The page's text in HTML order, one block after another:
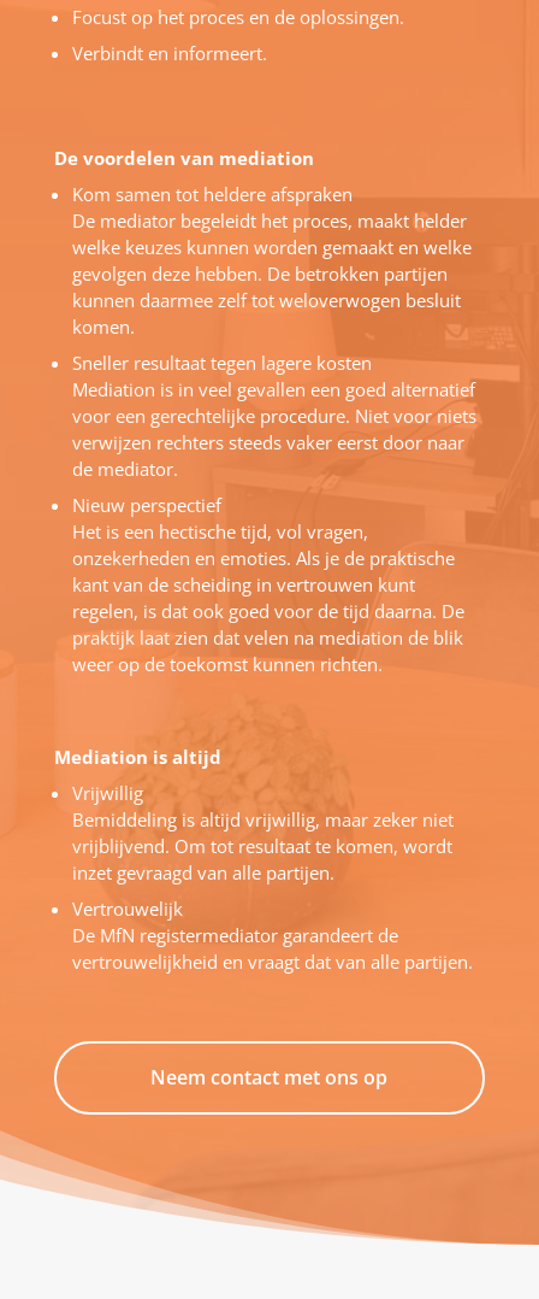
Focust op het proces en de oplossingen.
Verbindt en informeert.
De voordelen van mediation
Kom samen tot heldere afspraken
De mediator begeleidt het proces, maakt helder
welke keuzes kunnen worden gemaakt en welke
gevolgen deze hebben. De betrokken partijen
kunnen daarmee zelf tot weloverwogen besluit
komen.
Sneller resultaat tegen lagere kosten
Mediation is in veel gevallen een goed alternatief
voor een gerechtelijke procedure. Niet voor niets
verwijzen rechters steeds vaker eerst door naar
de mediator.
Nieuw perspectief
Het is een hectische tijd, vol vragen,
onzekerheden en emoties. Als je de praktische
kant van de scheiding in vertrouwen kunt
regelen, is dat ook goed voor de tijd daarna. De
praktijk laat zien dat velen na mediation de blik
weer op de toekomst kunnen richten.
Mediation is altijd
Vrijwillig
Bemiddeling is altijd vrijwillig, maar zeker niet
vrijblijvend. Om tot resultaat te komen, wordt
inzet gevraagd van alle partijen.
Vertrouwelijk
De MfN registermediator garandeert de
vertrouwelijkheid en vraagt dat van alle partijen.
Neem contact met ons op